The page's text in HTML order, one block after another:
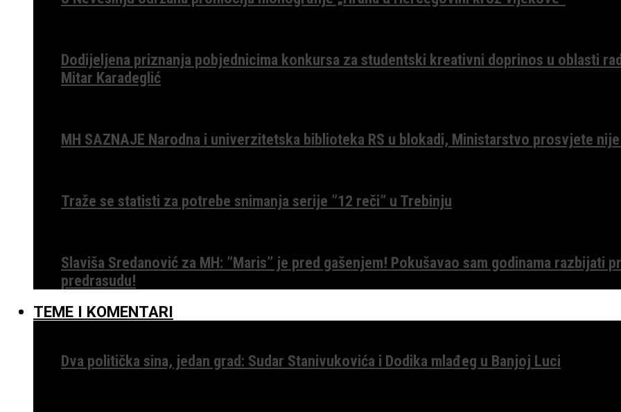
Dodijeljena priznanja pobjednicima konkursa za studentski kreativni doprinos u oblasti
Mitar Karadeglić
MH SAZNAJE Narodna i univerzitetska biblioteka RS u blokadi, Ministarstvo prosvjete nije
Traže se statisti za potrebe snimanja serije ”12 reči” u Trebinju
Slaviša Sredanović za MH: ”Maris” je pred gašenjem! Pokušavao sam godinama razbijati
predrasudu!
TEME I KOMENTARI
Dva politička sina, jedan grad: Sudar Stanivukovića i Dodika mlađeg u Banjoj Luci